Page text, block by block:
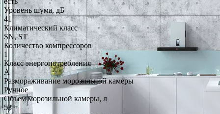
Уровень шума, дБ
41
Климатический класс
SN, ST
Количество компрессоров
1
Класс энергопотребления
A
Размораживание морозильной камеры
Ручное
Объем морозильной камеры, л
53